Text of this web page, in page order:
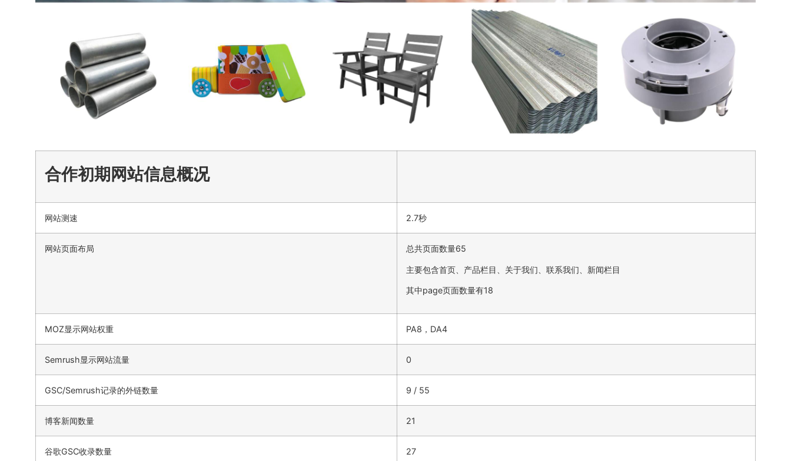
合作初期网站信息概况
网站测速 2.7秒
网站页面布局 总共页面数量65
主要包含首页、产品栏目、关于我们、联系我们、新闻栏目
其中page页面数量有18
MOZ显示网站权重 PA8，DA4
Semrush显示网站流量 0
GSC/Semrush记录的外链数量 9 / 55
博客新闻数量 21
谷歌GSC收录数量 27